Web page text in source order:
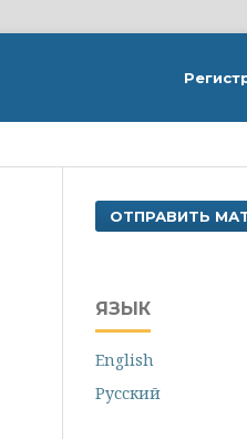
ОТПРАВИТЬ
ЯЗЫК
English
Русский